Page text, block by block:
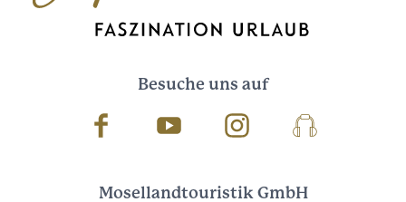
Besuche uns auf
Facebook Youtube InstagramPodcast
Mosellandtouristik GmbH